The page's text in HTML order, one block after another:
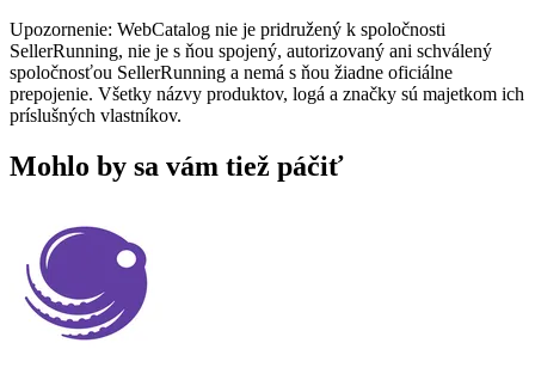
Upozornenie: WebCatalog nie je pridružený k spoločnosti
SellerRunning, nie je s ňou spojený, autorizovaný ani schválený
spoločnosťou SellerRunning a nemá s ňou žiadne oficiálne
prepojenie. Všetky názvy produktov, logá a značky sú majetkom ich
príslušných vlastníkov.
Mohlo by sa vám tiež páčiť